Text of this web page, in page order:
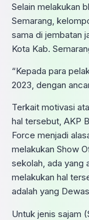
Selain melakukan
Semarang,
sama di jembatan
Kota Kab.
“Kepada para
2023, dengan
Terkait motivasi
hal tersebut, AKP
Force menjadi
melakukan Show
sekolah, ada yang
melakukan hal
adalah yang
Untuk jenis sajam